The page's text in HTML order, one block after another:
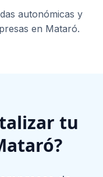
autonómicas y
en Mataró.
tu
?